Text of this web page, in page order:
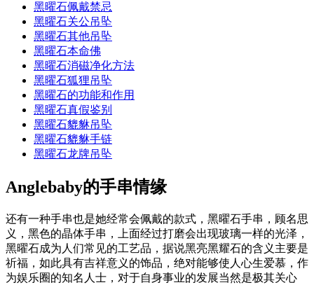
黑曜石佩戴禁忌
黑曜石关公吊坠
黑曜石其他吊坠
黑曜石本命佛
黑曜石消磁净化方法
黑曜石狐狸吊坠
黑曜石的功能和作用
黑曜石真假鉴别
黑曜石貔貅吊坠
黑曜石貔貅手链
黑曜石龙牌吊坠
Anglebaby的手串情缘
还有一种手串也是她经常会佩戴的款式，黑曜石手串，顾名思
义，黑色的晶体手串，上面经过打磨会出现玻璃一样的光泽，
黑曜石成为人们常见的工艺品，据说黑亮黑耀石的含义主要是
祈福，如此具有吉祥意义的饰品，绝对能够使人心生爱慕，作
为娱乐圈的知名人士，对于自身事业的发展当然是极其关心